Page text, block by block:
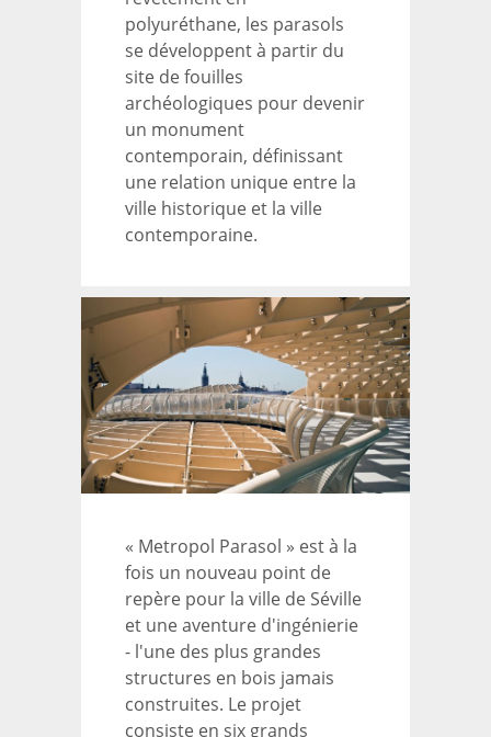
polyuréthane, les parasols
se développent à partir du
site de fouilles
archéologiques pour devenir
un monument
contemporain, définissant
une relation unique entre la
ville historique et la ville
contemporaine.
« Metropol Parasol » est à la
fois un nouveau point de
repère pour la ville de Séville
et une aventure d'ingénierie
- l'une des plus grandes
structures en bois jamais
construites. Le projet
consiste en six grands